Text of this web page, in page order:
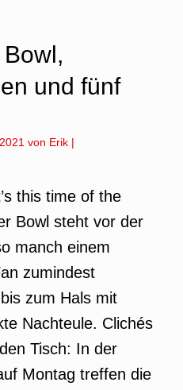
und fünf
von Erik |
this time of the
Bowl steht vor der
manch einem
zumindest
zum Hals mit
Nachteule. Clichés
Tisch: In der
Montag treffen die